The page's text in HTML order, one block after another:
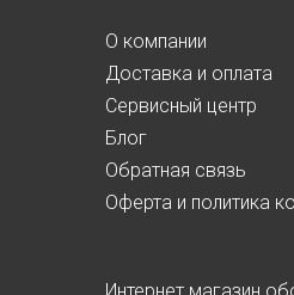
О компании
Доставка и оплата
Сервисный центр
Блог
Обратная связь
Оферта и политика